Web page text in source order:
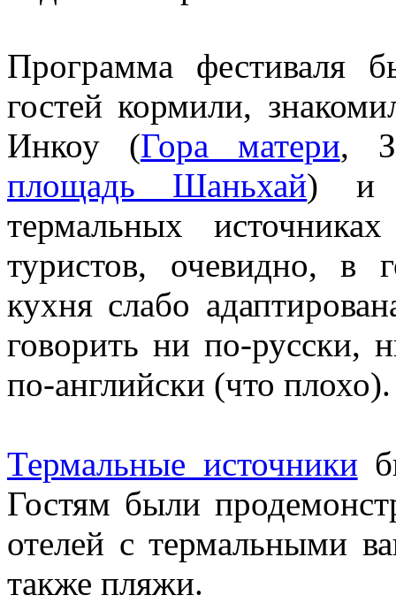
Программа фестиваля
гостей кормили,
Инкоу (Гора матери,
площадь Шаньхай) и
термальных
туристов, очевидно, в
кухня слабо
говорить ни по-русски,
по-английски (что
Термальные источники
Гостям были
отелей с термальными
также пляжи.